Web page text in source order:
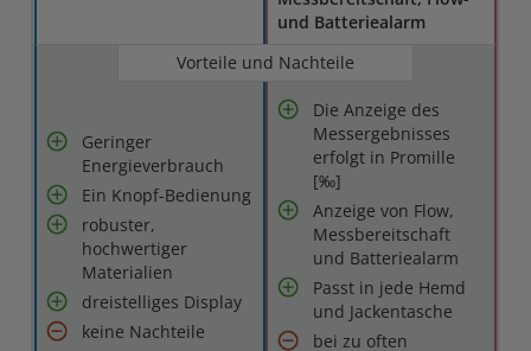
und Batteriealarm
Vorteile und Nachteile
Geringer
Energieverbrauch
Ein Knopf-Bedienung
robuster,
hochwertiger
Materialien
dreistelliges Display
keine Nachteile
Die Anzeige des
Messergebnisses
erfolgt in Promille
[‰]
Anzeige von Flow,
Messbereitschaft
und Batteriealarm
Passt in jede Hemd
und Jackentasche
bei zu often